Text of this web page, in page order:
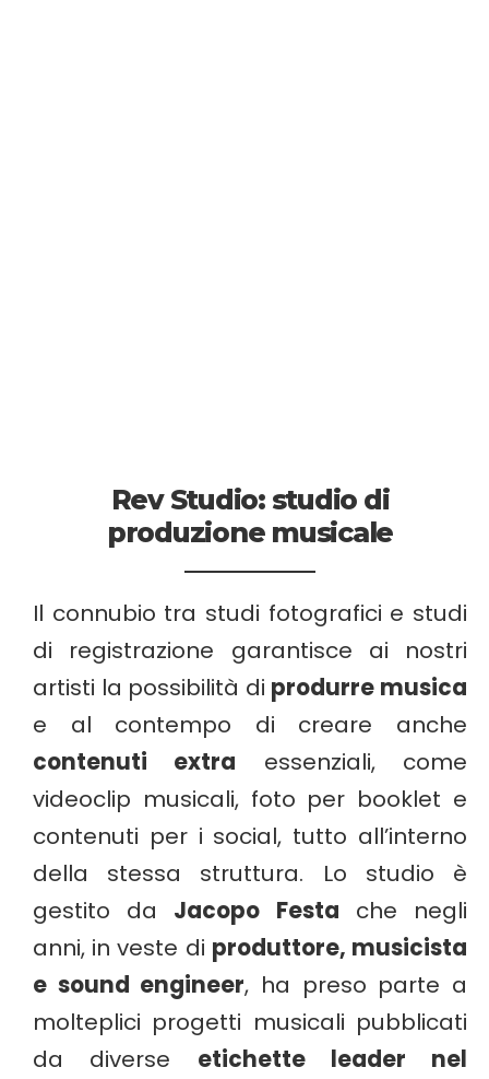
Rev Studio: studio di
produzione musicale
Il connubio tra studi fotografici e studi
di registrazione garantisce ai nostri
artisti la possibilità di produrre musica
e al contempo di creare anche
contenuti extra essenziali, come
videoclip musicali, foto per booklet e
contenuti per i social, tutto all’interno
della stessa struttura. Lo studio è
gestito da Jacopo Festa che negli
anni, in veste di produttore, musicista
e sound engineer, ha preso parte a
molteplici progetti musicali pubblicati
da diverse etichette leader nel